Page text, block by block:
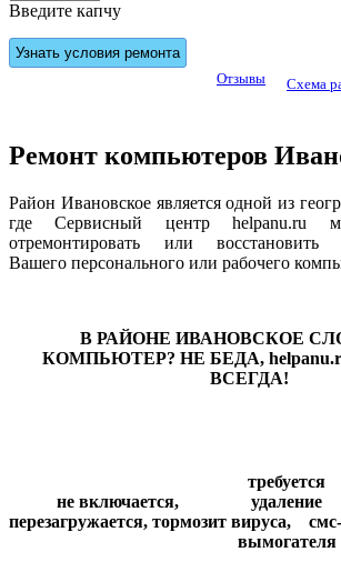
Введите капчу
Отзывы Схема
Ремонт компьютеров
Район Ивановское является одной из
где Сервисный центр helpanu.ru
отремонтировать или восстановить
Вашего персонального или рабочего
В РАЙОНЕ ИВАНОВСКОЕ
КОМПЬЮТЕР? НЕ БЕДА,
ВСЕГДА!
не включается,
перезагружается, тормозит
требуется
удаление
вируса, смс-
вымогателя